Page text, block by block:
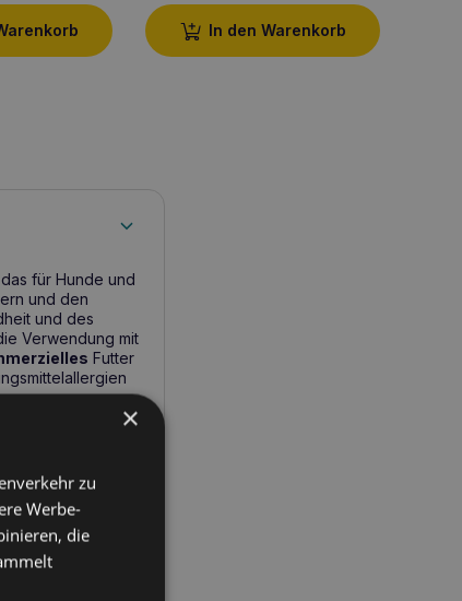
In den Warenkorb
für Hunde und
und den
und des
Verwendung mit
Futter
Diäten zu sich
×
zu
Werbe-
die